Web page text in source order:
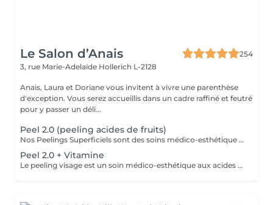
Le Salon d’Anais
254
3, rue Marie-Adelaïde Hollerich L-2128
Anais, Laura et Doriane vous invitent à vivre une parenthèse
d'exception. Vous serez accueillis dans un cadre raffiné et feutré
pour y passer un déli...
Peel 2.0 (peeling acides de fruits)
Nos Peelings Superficiels sont des soins médico-esthétique aux acides de fruits qui agissent par une exfoliation chimique controlée des couches supérieurs de la peau afin de stimuler et accélérer le renouvellement cellulaire. En éliminant les cellules mortes de la surface cutanée, ce traitement permet d'unifier le teint, d'atténuer les imperfections et de redonner de l'éclat à la peau. AVANTAGES DU PEELING - Favoriser la création de collagène et d'élastine pour restaurer la fermeté et la souplesse de la peau - Réduction des rides profondes, poches et cernes - Amélioration de l'hydratation - Stimuler la microcirculation - Atténuer les rougeurs présentes - Atténuer les cicatrices d'acné - Affiner le grain de peau - Diminution des pores dilatés, points noirs, comédons - Éclat immédiat du teint PRÉCAUTIONS OBLIGATOIRES - PAS D'ÉPILATION sur la ZONE à traiter 5 jours avant - PAS DE RASAGE pour les hommes 48h avant - Irritations, rougeurs, voire légères croûtes à prévoir pendant 5 à 7 jours (peel expert) - Utilisation OBLIGATOIRE d'une crème ANTI-SOLAIRE pendant 10 jours, matin, midi, soir CONTRE-INDICATIONS - Grossesse/allaitement - Exposition solaire récente ou prévue (48h avant à 7 jours après le soin) - Traitement lourd : chimio (attendre 1 an post chimio) ou antibiotique (attendre 6 mois) - Prise d'anticoagulant, anti-inflammatoire + de 5 jours - Traitements dermatologiques en cours (type Roaccutane) - Allergie aux acides de fruits, fruits à coque ou à l'aspirine - Dermabrasion médicale - Injection de botox ou acide hyaluronique (attendre 1 mois) - Maladies auto-immunes (diabète) - Cicatrices chéloïdes
Peel 2.0 + Vitamine
Le peeling visage est un soin médico-esthétique aux acides de fruits qui consiste à appliquer une solution exfoliante sur la peau afin de stimuler et accélérer le renouvellement cellulaire. En éliminant les cellules mortes de la surface cutanée, ce traitement permet d'unifier le teint, d'atténuer les imperfections et de redonner de l'éclat à la peau. AVANTAGES DU PEELING - Favoriser la création de collagène et d'élastine pour restaurer la fermeté et la souplesse de la peau - Réduction des rides profondes, poches et cernes - Amélioration de l'hydratation - Stimuler la microcirculation - Atténuer les rougeurs présentes - Atténuer les cicatrices d'acné - Affiner le grain de peau - Diminution des pores dilatés, points noirs, comédons - Éclat immédiat du teint PRÉCAUTIONS OBLIGATOIRES - PAS D'ÉPILATION sur la ZONE à traiter 5 jours avant - PAS DE RASAGE pour les hommes 48h avant - Irritations, rougeurs, voire légères croûtes à prévoir pendant 5 à 7 jours (peel expert) - Utilisation OBLIGATOIRE d'une crème ANTI-SOLAIRE pendant 10 jours, matin, midi, soir CONTRE-INDICATIONS - Grossesse/allaitement - Exposition solaire récente ou prévue (48h avant à 7 jours après le soin) - Traitement lourd : chimio (attendre 1 an post chimio) ou antibiotique (attendre 6 mois) - Prise d'anticoagulant, anti-inflammatoire + de 5 jours - Traitements dermatologiques en cours (type Roaccutane) - Allergie aux acides de fruits, fruits à coque ou à l'aspirine - Dermabrasion médicale - Injection de botox ou acide hyaluronique (attendre 1 mois) - Maladies auto-immunes (diabète) - Cicatrices chéloïdes